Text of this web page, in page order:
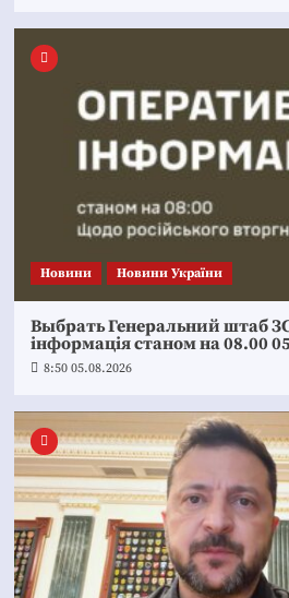
Новини Новини України
Выбрать Генеральний штаб
інформація станом на 08.00
8:50 05.08.2026